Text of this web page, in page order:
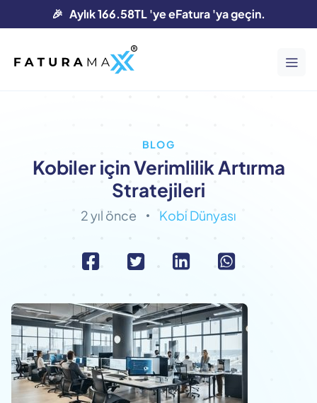
🎉 Aylık 166.58TL 'ye eFatura 'ya geçin.
BLOG
Kobiler için Verimlilik Artırma
Stratejileri
2 yıl önce Kobi Dünyası